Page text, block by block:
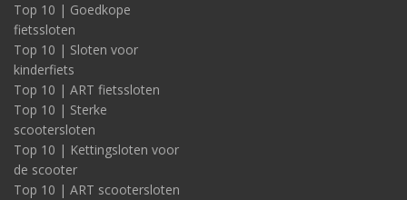
Top 10 | Goedkope
fietssloten
Top 10 | Sloten voor
kinderfiets
Top 10 | ART fietssloten
Top 10 | Sterke
scootersloten
Top 10 | Kettingsloten voor
de scooter
Top 10 | ART scootersloten